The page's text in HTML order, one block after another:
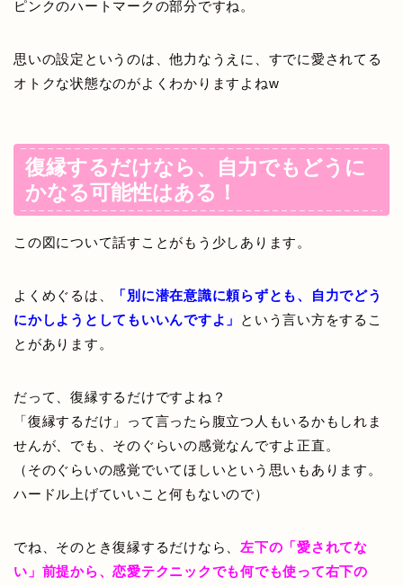
ピンクのハートマークの部分ですね。
思いの設定というのは、他力なうえに、すでに愛されてる
オトクな状態なのがよくわかりますよねw
復縁するだけなら、自力でもどうに
かなる可能性はある！
この図について話すことがもう少しあります。
よくめぐるは、
「別に潜在意識に頼らずとも、自力でどう
にかしようとしてもいいんですよ」
という言い方をするこ
とがあります。
だって、復縁するだけですよね？
「復縁するだけ」って言ったら腹立つ人もいるかもしれま
せんが、でも、そのぐらいの感覚なんですよ正直。
（そのぐらいの感覚でいてほしいという思いもあります。
ハードル上げていいこと何もないので）
でね、そのとき復縁するだけなら、左下の「愛されてな
い」前提から、恋愛テクニックでも何でも使って右下の